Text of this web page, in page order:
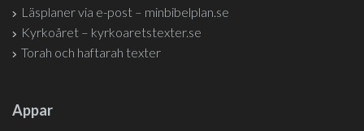
Läsplaner via e-post – minbibelplan.se
Kyrkoåret – kyrkoaretstexter.se
Torah och haftarah texter
Appar